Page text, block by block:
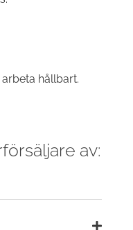
hållbart.
av: